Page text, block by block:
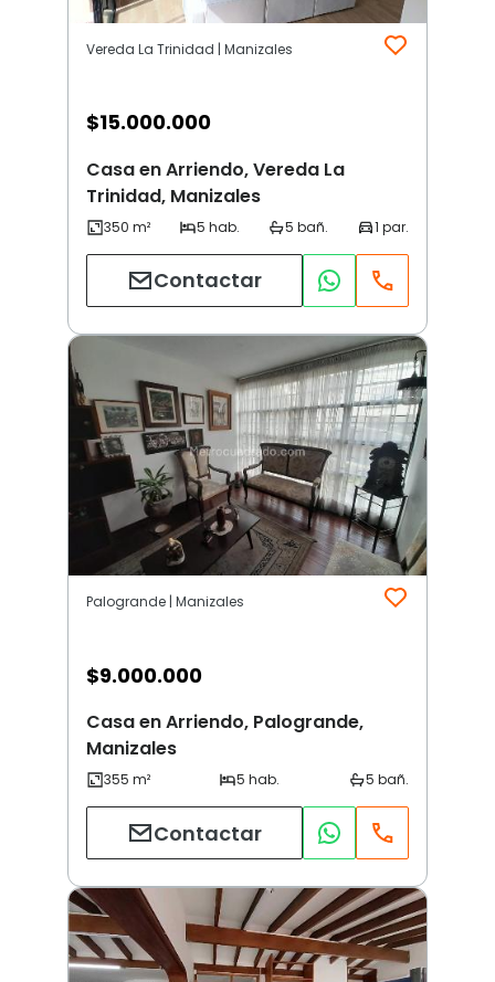
Vereda La Trinidad | Manizales
$15.000.000
Casa en Arriendo, Vereda La
Trinidad, Manizales
Contactar
Palogrande | Manizales
$9.000.000
Casa en Arriendo, Palogrande,
Manizales
Contactar